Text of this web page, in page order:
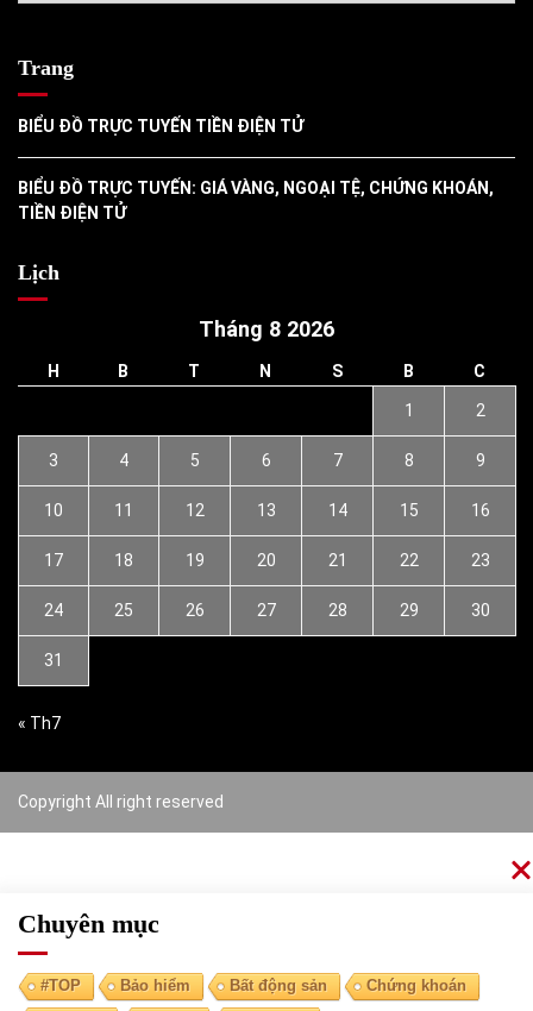
Trang
BIỂU ĐỒ TRỰC TUYẾN TIỀN ĐIỆN TỬ
BIỂU ĐỒ TRỰC TUYẾN: GIÁ VÀNG, NGOẠI TỆ, CHỨNG KHOÁN,
TIỀN ĐIỆN TỬ
Lịch
Tháng 8 2026
H B T N S B C
1 2
3 4 5 6 7 8 9
10 11 12 13 14 15 16
17 18 19 20 21 22 23
24 25 26 27 28 29 30
31
« Th7
Copyright All right reserved
Chuyên mục
#TOP Bảo hiểm Bất động sản Chứng khoán